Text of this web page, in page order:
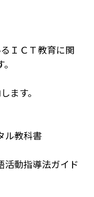
ＩＣＴ教育に関
ます。
ル教科書
動指導法ガイド